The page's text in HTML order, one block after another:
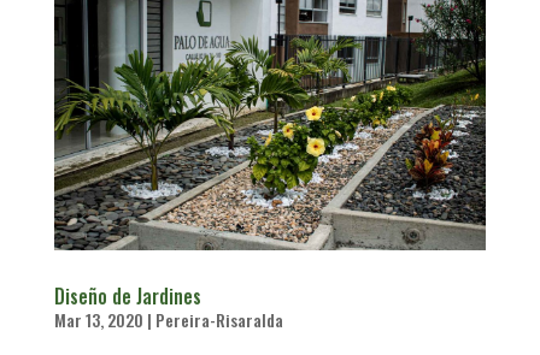
Diseño de Jardines
Mar 13, 2020 | Pereira-Risaralda